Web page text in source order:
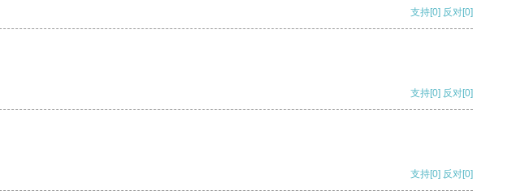
支持[0] 反对[0]
支持[0] 反对[0]
支持[0] 反对[0]